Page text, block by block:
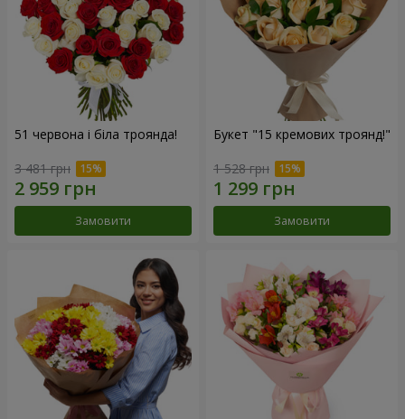
51 червона і біла троянда!
3 481 грн
Замовити
Букет "15 кремових троянд!"
1 528 грн
Замовити